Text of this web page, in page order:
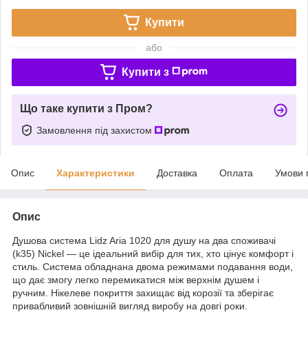
Купити
або
Купити з
Що таке купити з Пром?
Замовлення під захистом
Опис Характеристики Доставка Оплата Умови
Опис
Душова система Lidz Aria 1020 для душу на два споживачі
(k35) Nickel — це ідеальний вибір для тих, хто цінує комфорт і
стиль. Система обладнана двома режимами подавання води,
що дає змогу легко перемикатися між верхнім душем і
ручним. Нікелеве покриття захищає від корозії та зберігає
привабливий зовнішній вигляд виробу на довгі роки.